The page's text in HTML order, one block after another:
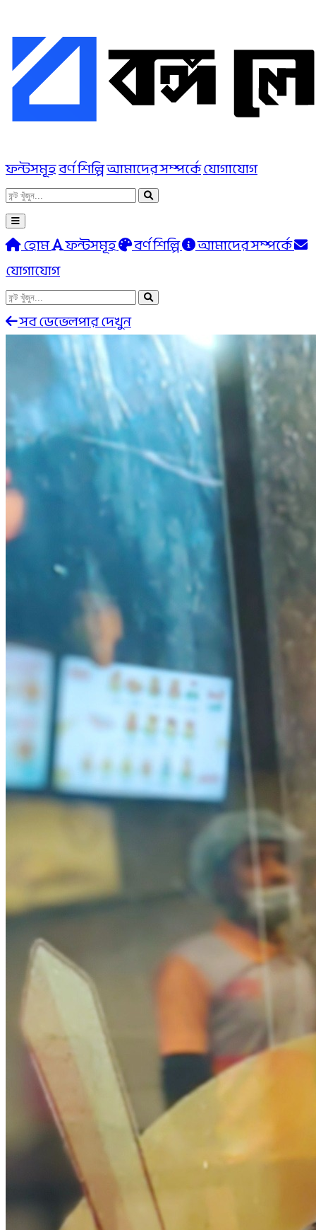
ফন্টসমূহবর্ণ শিল্পিআমাদের সম্পর্কেযোগাযোগ
হোম ফন্টসমূহ বর্ণ শিল্পি
আমাদের সম্পর্কে
যোগাযোগ
সব ডেভেলপার দেখুন